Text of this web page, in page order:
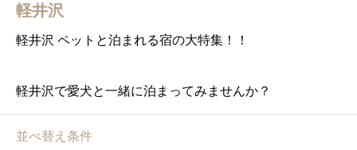
軽井沢
軽井沢 ペットと泊まれる宿の大特集！！
軽井沢で愛犬と一緒に泊まってみませんか？
並べ替え条件